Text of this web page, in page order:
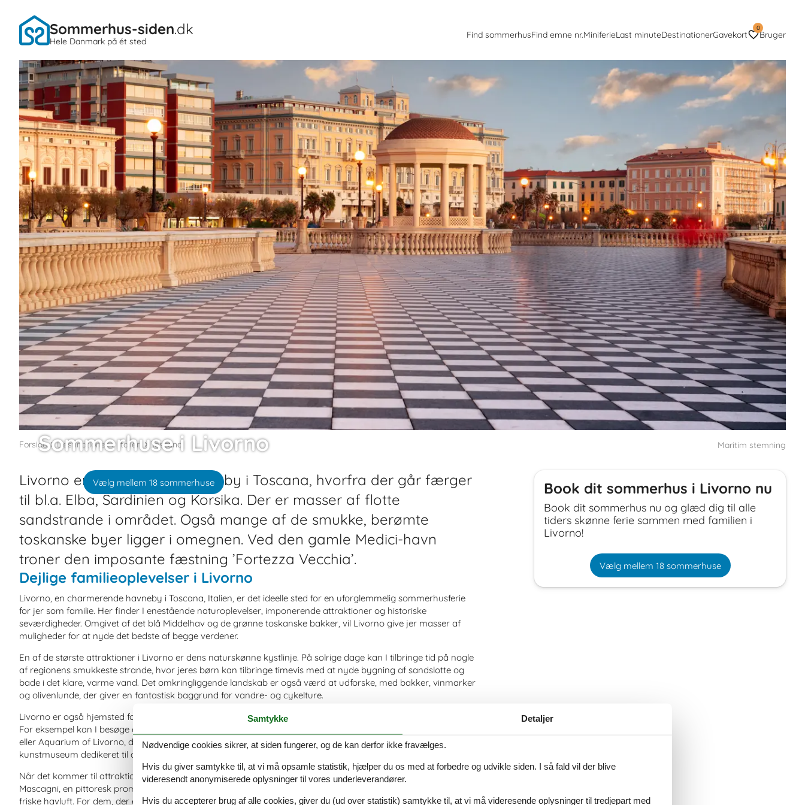
Sommerhus-siden.dk
Hele Danmark på ét sted
Find sommerhusFind emne nr.MiniferieLast minuteDestinationerGavekort
0
Bruger
Sommerhuse i Livorno
Vælg mellem 18 sommerhuse
Forside Destinationer Italien Toscana Maritim stemning
Livorno er den vigtigste havneby i Toscana, hvorfra der går færger
til bl.a. Elba, Sardinien og Korsika. Der er masser af flotte
sandstrande i området. Også mange af de smukke, berømte
toskanske byer ligger i omegnen. Ved den gamle Medici-havn
troner den imposante fæstning ’Fortezza Vecchia’.
Dejlige familieoplevelser i Livorno
Livorno, en charmerende havneby i Toscana, Italien, er det ideelle sted for en uforglemmelig sommerhusferie
for jer som familie. Her finder I enestående naturoplevelser, imponerende attraktioner og historiske
seværdigheder. Omgivet af det blå Middelhav og de grønne toskanske bakker, vil Livorno give jer masser af
muligheder for at nyde det bedste af begge verdener.
En af de største attraktioner i Livorno er dens naturskønne kystlinje. På solrige dage kan I tilbringe tid på nogle
af regionens smukkeste strande, hvor jeres børn kan tilbringe timevis med at nyde bygning af sandslotte og
bade i det klare, varme vand. Det omkringliggende landskab er også værd at udforske, med bakker, vinmarker
og olivenlunde, der giver en fantastisk baggrund for vandre- og cykelture.
Livorno er også hjemsted for en række fascinerende seværdigheder, der vil begejstre både voksne og børn.
For eksempel kan I besøge det historiske Fortezza Nuova, en imponerende fæstning fra det 16. århundrede,
eller Aquarium of Livorno, der huser et væld af livet i havet fra hele verden. Museo Civico Giovanni Fattori, et
kunstmuseum dedikeret til den italienske maler Giovanni Fattori, er også et must-see.
Når det kommer til attraktioner, har Livorno noget for enhver smag. I kan besøge det berømte Terrazza
Mascagni, en pittoresk promenade med udsigt over havet, hvor I kan tage en afslappende gåtur og nyde den
friske havluft. For dem, der er interesseret i historie, er der også mange steder at udforske, herunder den gamle
Book dit sommerhus i Livorno nu
Book dit sommerhus nu og glæd dig til alle
tiders skønne ferie sammen med familien i
Livorno!
Vælg mellem 18 sommerhuse
Samtykke Detaljer
Nødvendige cookies sikrer, at siden fungerer, og de kan derfor ikke fravælges.
Hvis du giver samtykke til, at vi må opsamle statistik, hjælper du os med at forbedre og udvikle siden. I så fald vil der blive
videresendt anonymiserede oplysninger til vores underleverandører.
Hvis du accepterer brug af alle cookies, giver du (ud over statistik) samtykke til, at vi må videresende oplysninger til tredjepart med